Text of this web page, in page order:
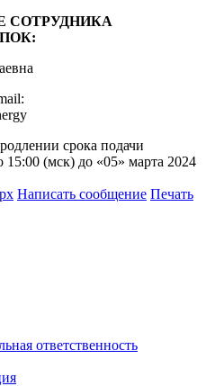
СОТРУДНИКА
срока подачи
(мск) до «05» марта 2024
Написать сообщение Печать
ответственность